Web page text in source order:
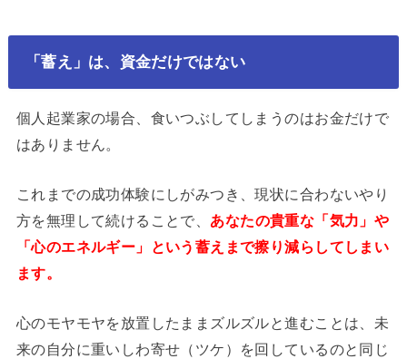
「蓄え」は、資金だけではない
個人起業家の場合、食いつぶしてしまうのはお金だけで
はありません。
これまでの成功体験にしがみつき、現状に合わないやり
方を無理して続けることで、 あなたの貴重な「気力」や
「心のエネルギー」という蓄えまで擦り減らしてしまい
ます。
心のモヤモヤを放置したままズルズルと進むことは、未
来の自分に重いしわ寄せ（ツケ）を回しているのと同じ